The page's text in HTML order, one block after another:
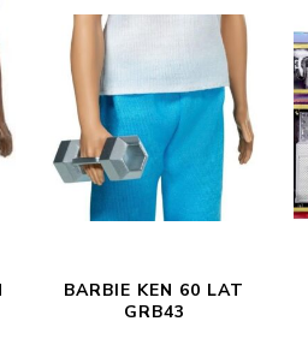
BARBIE KEN 60 LAT
GRB43